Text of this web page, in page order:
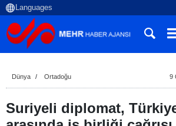
Dünya Ortadoğu 9
Suriyeli diplomat,